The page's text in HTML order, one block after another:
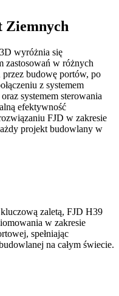
Ziemnych
wyróżnia się
zastosowań w różnych
budowę portów, po
z systemem
systemem sterowania
efektywność
FJD w zakresie
projekt budowlany w
zaletą, FJD H39
w zakresie
spełniając
na całym świecie.